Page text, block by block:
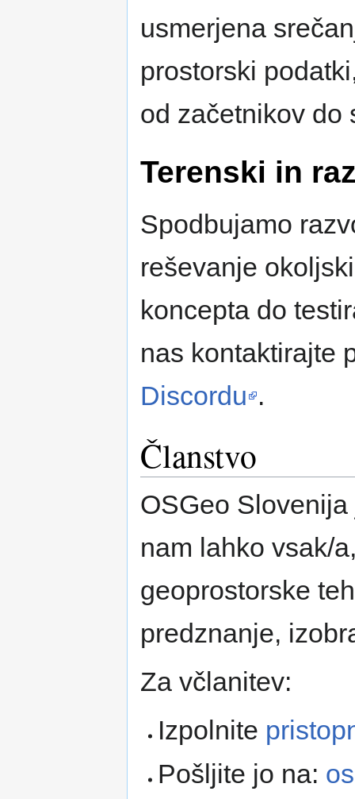
usmerjena
prostorski
od začetnikov do
Terenski in
Spodbujamo
reševanje
koncepta do
nas kontaktirajte
Discordu .
Članstvo
OSGeo
nam lahko vsak/
geoprostorske
predznanje,
Za včlanitev:
Izpolnite
Pošljite jo na: